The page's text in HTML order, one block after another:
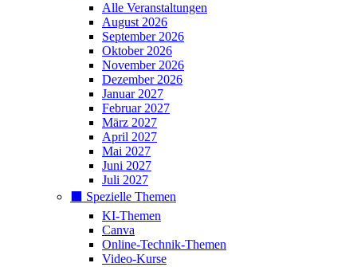
Alle Veranstaltungen
August 2026
September 2026
Oktober 2026
November 2026
Dezember 2026
Januar 2027
Februar 2027
März 2027
April 2027
Mai 2027
Juni 2027
Juli 2027
⬛️ Spezielle Themen
KI-Themen
Canva
Online-Technik-Themen
Video-Kurse